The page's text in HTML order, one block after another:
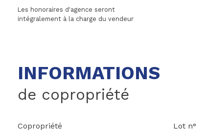
Les honoraires d'agence seront
intégralement à la charge du vendeur
INFORMATIONS
de copropriété
Copropriété Lot n°